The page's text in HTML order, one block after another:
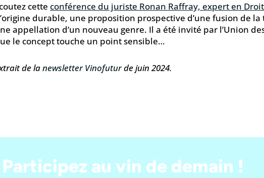
cette conférence du juriste Ronan Raffray, expert en
durable, une proposition prospective d’une fusion de
appellation d’un nouveau genre. Il a été invité par l’Union
le concept touche un point sensible…
de lanewsletter Vinofuturde juin 2024.
Participez au vin de demain !